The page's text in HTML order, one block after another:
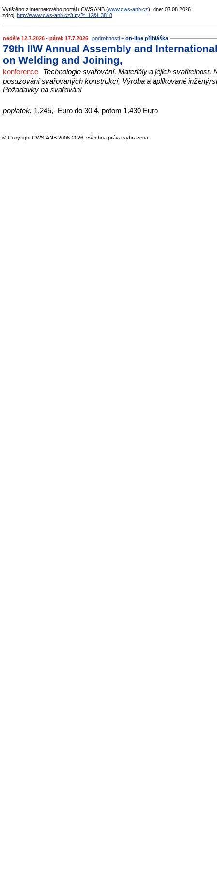
Vytištěno z internetového portálu CWS ANB (www.cws-anb.cz), dne: 07.08.2026
zdroj: http://www.cws-anb.cz/t.py?t=12&i=3818
neděle 12.7.2026 - pátek 17.7.2026 podrobnosti + on-line přihláška
79th IIW Annual Assembly and
on Welding and Joining,
konference
Technologie svařování, Materiály a jejich svařitelnost,
posuzování svařovaných konstrukcí, Výroba a aplikované
Požadavky na svařování
poplatek: 1.245,- Euro do 30.4. potom 1.430 Euro
© Copyright CWS-ANB 2006-2026, všechna práva vyhrazena.